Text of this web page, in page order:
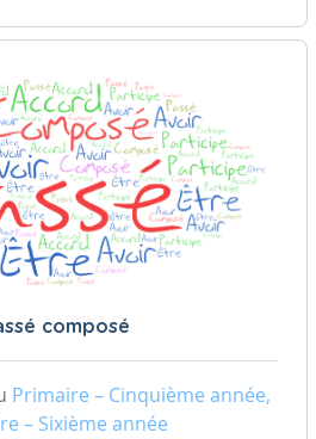
composé
Primaire – Cinquième année,
– Sixième année